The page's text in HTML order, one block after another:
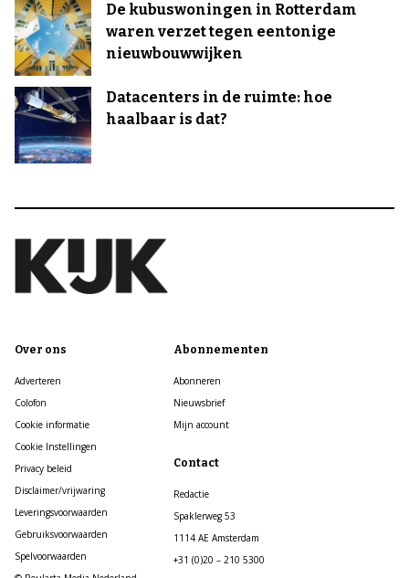
De kubuswoningen in Rotterdam
waren verzet tegen eentonige
nieuwbouwwijken
Datacenters in de ruimte: hoe
haalbaar is dat?
Over ons
Adverteren
Colofon
Cookie informatie
Cookie Instellingen
Privacy beleid
Disclaimer/vrijwaring
Leveringsvoorwaarden
Gebruiksvoorwaarden
Spelvoorwaarden
Abonnementen
Abonneren
Nieuwsbrief
Mijn account
Contact
Redactie
Spaklerweg 53
1114 AE Amsterdam
+31 (0)20 – 210 5300